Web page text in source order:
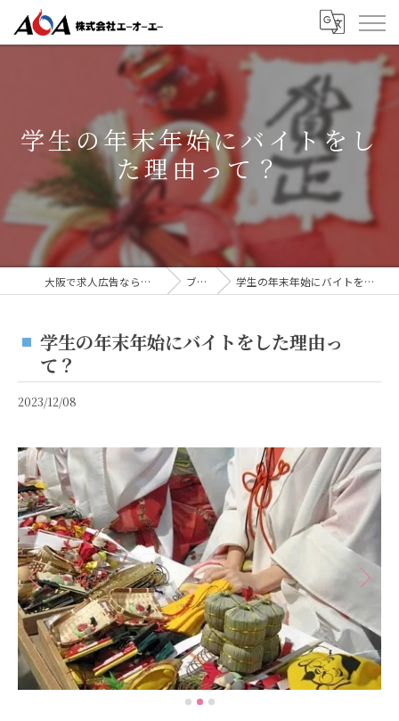
学生の年末年始にバイトをし
た理由って？
大阪で求人広告なら株式会社AOA ブログ 学生の年末年始にバイトをした理由って？
学生の年末年始にバイトをした理由っ
て？
2023/12/08